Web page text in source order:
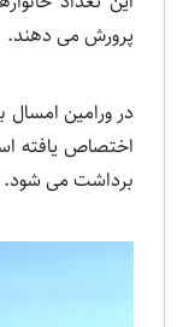
پرورش می دهند.
برداشت می شود.